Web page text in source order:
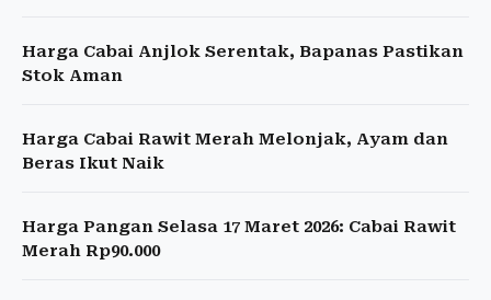
Harga Cabai Anjlok Serentak, Bapanas Pastikan
Stok Aman
Harga Cabai Rawit Merah Melonjak, Ayam dan
Beras Ikut Naik
Harga Pangan Selasa 17 Maret 2026: Cabai Rawit
Merah Rp90.000